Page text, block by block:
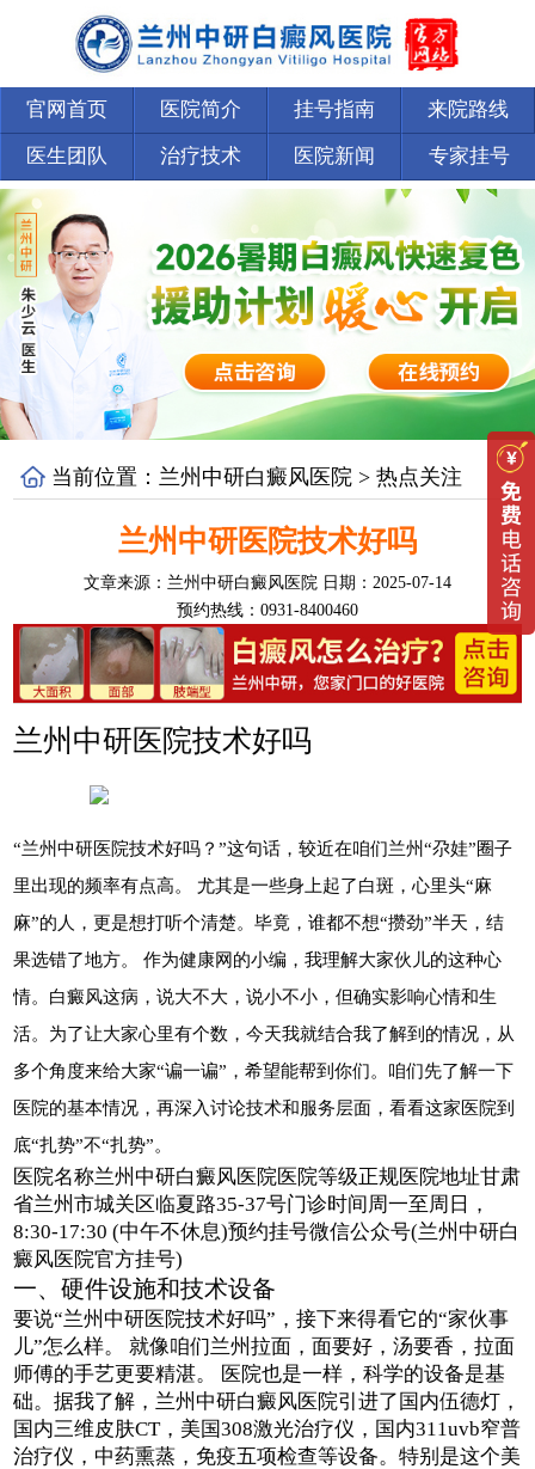
官网首页 医院简介 挂号指南 来院路线
医生团队 治疗技术 医院新闻 专家挂号
当前位置： 兰州中研白癜风医院 >热点关注
兰州中研医院技术好吗
文章来源： 兰州中研白癜风医院 日期：2025-07-14
预约热线：0931-8400460
兰州中研医院技术好吗
“兰州中研医院技术好吗？”这句话，较近在咱们兰州“尕娃”圈子
里出现的频率有点高。 尤其是一些身上起了白斑，心里头“麻
麻”的人，更是想打听个清楚。毕竟，谁都不想“攒劲”半天，结
果选错了地方。 作为健康网的小编，我理解大家伙儿的这种心
情。白癜风这病，说大不大，说小不小，但确实影响心情和生
活。为了让大家心里有个数，今天我就结合我了解到的情况，从
多个角度来给大家“谝一谝”，希望能帮到你们。咱们先了解一下
医院的基本情况，再深入讨论技术和服务层面，看看这家医院到
底“扎势”不“扎势”。
医院名称兰州中研白癜风医院医院等级正规医院地址甘肃
省兰州市城关区临夏路35-37号门诊时间周一至周日，
8:30-17:30 (中午不休息)预约挂号微信公众号(兰州中研白
癜风医院官方挂号)
一、硬件设施和技术设备
要说“兰州中研医院技术好吗”，接下来得看它的“家伙事
儿”怎么样。 就像咱们兰州拉面，面要好，汤要香，拉面
师傅的手艺更要精湛。 医院也是一样，科学的设备是基
础。据我了解，兰州中研白癜风医院引进了国内伍德灯，
国内三维皮肤CT，美国308激光治疗仪，国内311uvb窄普
治疗仪，中药熏蒸，免疫五项检查等设备。特别是这个美